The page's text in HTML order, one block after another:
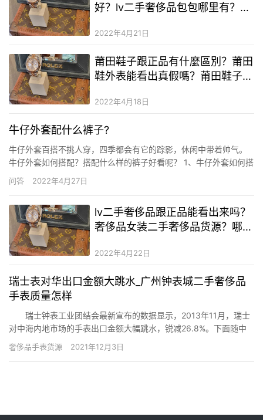
好？lv二手奢侈品包包哪里有？二
源
2022年4月21日
莆田鞋子跟正品有什麼區別？莆田
鞋外表能看出真假嗎？莆田鞋子的
2022年4月18日
牛仔外套配什么裤子?
牛仔外套百搭不挑人穿，四季都会有它的踪影，休闲中带着帅气。
牛仔外套如何搭配？搭配什么样的裤子好看呢？ 1、牛仔外套如何搭
配好看呢？ 牛仔外套与裙子、裤子和连衣裙都可以搭配，是非常百
搭的时髦好物!而且可帅可美、可盐可甜，选对一件百搭的牛仔外套
配…
问答 2022年4月27日
lv二手奢侈品跟正品能看出来吗？
奢侈品女装二手奢侈品货源？哪个
2022年4月22日
瑞士表对华出口金额大跳水_广州钟表城二手奢侈品
手表质量怎样
瑞士钟表工业团结会最新宣布的数据显示，2013年11月，瑞士
对中海内地市场的手表出口金额大幅跳水，锐减26.8%。下面随中
品牌网小编一起来看看吧!www.chinapp.com 中国品牌网 11月
瑞士手表出口总值为21.5亿瑞士法郎，同比下跌0.5%，急速恶化的
奢侈品手表货源 2021年12月3日